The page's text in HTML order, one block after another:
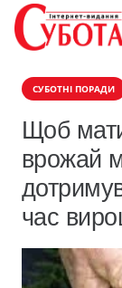
СУБОТНІ ПОРАДИ
Щоб
врожай
час